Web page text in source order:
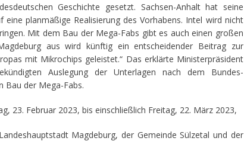
Geschichte gesetzt. Sachsen-Anhalt hat seine
planmäßige Realisierung des Vorhabens. Intel wird nicht
Mit dem Bau der Mega-Fabs gibt es auch einen großen
aus wird künftig ein entscheidender Beitrag zur
mit Mikrochips geleistet.“ Das erklärte Ministerpräsident
Auslegung der Unterlagen nach dem Bundes-
Bau der Mega-Fabs.
23. Februar 2023, bis einschließlich Freitag, 22. März 2023,
Magdeburg, der Gemeinde Sülzetal und der